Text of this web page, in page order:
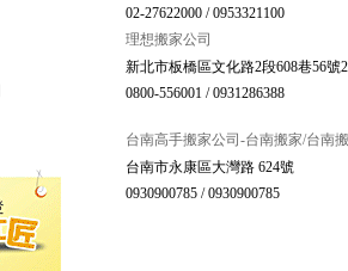
02-27622000 / 0953321100
理想搬家公司
新北市板橋區文化路2段608巷56號
0800-556001 / 0931286388
台南高手搬家公司-台南搬家/台南
台南市永康區大灣路 624號
0930900785 / 0930900785